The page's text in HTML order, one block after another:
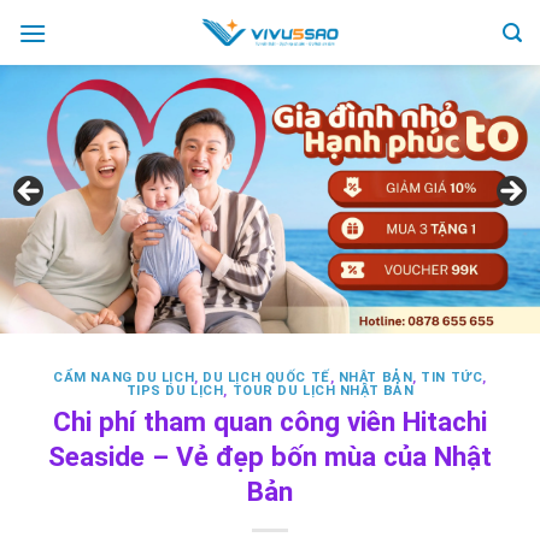
content
CẨM NANG DU LỊCH, DU LỊCH QUỐC TẾ, NHẬT BẢN, TIN TỨC,
TIPS DU LỊCH, TOUR DU LỊCH NHẬT BẢN
Chi phí tham quan công viên Hitachi
Seaside – Vẻ đẹp bốn mùa của Nhật
Bản